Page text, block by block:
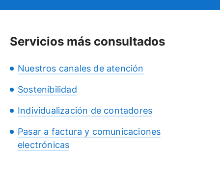
Servicios más consultados
Nuestros canales de atención
Sostenibilidad
Individualización de contadores
Pasar a factura y comunicaciones
electrónicas